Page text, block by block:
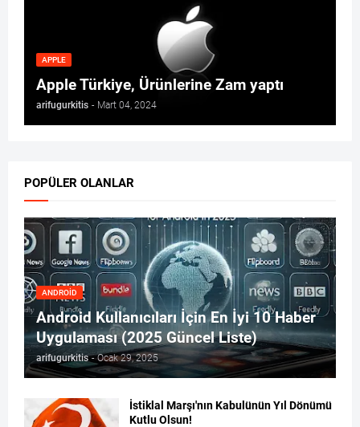
APPLE
Apple Türkiye, Ürünlerine Zam yaptı
arifugurkitis - Mart 04, 2024
POPÜLER OLANLAR
ANDROID
Android Kullanıcıları İçin En İyi 10 Haber
Uygulaması (2025 Güncel Liste)
arifugurkitis - Ocak 29, 2025
İstiklal Marşı'nın Kabulünün Yıl Dönümü
Kutlu Olsun!